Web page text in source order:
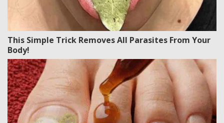
This Simple Trick Removes All Parasites From Your
Body!